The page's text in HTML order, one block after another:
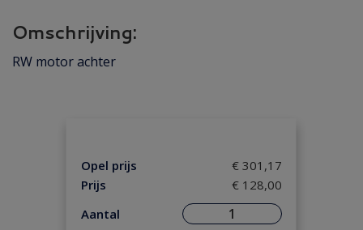
Gebruikt(7)
Interieur / Instrumenten
Onderhoud (5)
Ontsteking
Versnelling/ Aandrijving(111)
Omschrijving:
RW motor achter
Opel prijs
€ 301,17
Prijs
€ 128,00
Aantal